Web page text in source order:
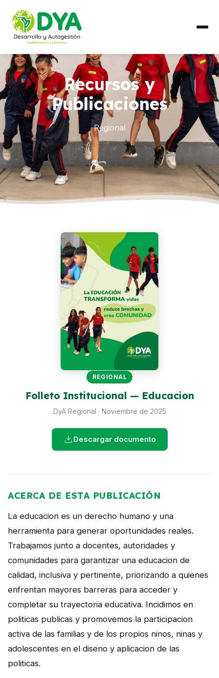
QUIÉNES SOMOS
Línea de Tiempo
Alianzas Regionales
QUÉ HACEMOS
Líneas de Trabajo
PAÍSES
Ecuador
PROYECTOS
En Ecuador
En Argentina
Publicaciones
Transparencia
NOTICIAS
English
Recursos y
Publicaciones
Regional
REGIONAL
Folleto Institucional — Educacion
DyA Regional · Noviembre de 2025
Descargar documento
ACERCA DE ESTA PUBLICACIÓN
La educacion es un derecho humano y una
herramienta para generar oportunidades reales.
Trabajamos junto a docentes, autoridades y
comunidades para garantizar una educacion de
calidad, inclusiva y pertinente, priorizando a quienes
enfrentan mayores barreras para acceder y
completar su trayectoria educativa. Incidimos en
politicas publicas y promovemos la participacion
activa de las familias y de los propios ninos, ninas y
adolescentes en el diseno y aplicacion de las
politicas.